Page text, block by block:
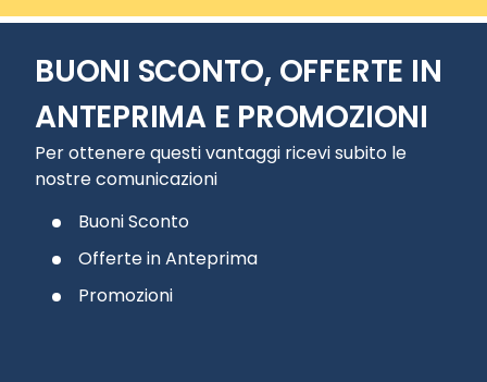
BUONI SCONTO, OFFERTE IN
ANTEPRIMA E PROMOZIONI
Per ottenere questi vantaggi ricevi subito le
nostre comunicazioni
Buoni Sconto
Offerte in Anteprima
Promozioni